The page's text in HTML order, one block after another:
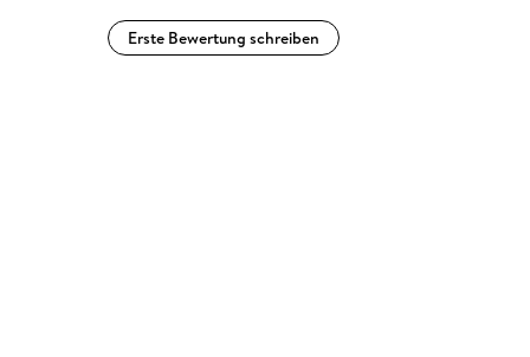
Erste Bewertung schreiben